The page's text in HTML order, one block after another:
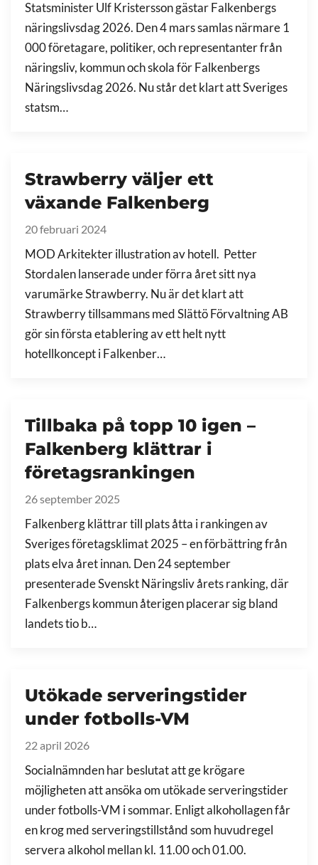
Statsminister Ulf Kristersson gästar Falkenbergs
näringslivsdag 2026. Den 4 mars samlas närmare 1
000 företagare, politiker, och representanter från
näringsliv, kommun och skola för Falkenbergs
Näringslivsdag 2026. Nu står det klart att Sveriges
statsm…
Strawberry väljer ett
växande Falkenberg
20 februari 2024
MOD Arkitekter illustration av hotell. Petter
Stordalen lanserade under förra året sitt nya
varumärke Strawberry. Nu är det klart att
Strawberry tillsammans med Slättö Förvaltning AB
gör sin första etablering av ett helt nytt
hotellkoncept i Falkenber…
Tillbaka på topp 10 igen –
Falkenberg klättrar i
företagsrankingen
26 september 2025
Falkenberg klättrar till plats åtta i rankingen av
Sveriges företagsklimat 2025 – en förbättring från
plats elva året innan. Den 24 september
presenterade Svenskt Näringsliv årets ranking, där
Falkenbergs kommun återigen placerar sig bland
landets tio b…
Utökade serveringstider
under fotbolls-VM
22 april 2026
Socialnämnden har beslutat att ge krögare
möjligheten att ansöka om utökade serveringstider
under fotbolls-VM i sommar. Enligt alkohollagen får
en krog med serveringstillstånd som huvudregel
servera alkohol mellan kl. 11.00 och 01.00.